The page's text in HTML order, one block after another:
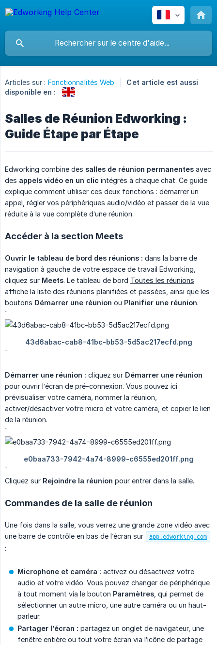
Articles sur : Fonctionnalités Web
Cet article est aussi
disponible en :
Salles de Réunion Edworking :
Guide Étape par Étape
Edworking combine des salles de réunion permanentes avec
des appels vidéo en un clic intégrés à chaque chat. Ce guide
explique comment utiliser ces deux fonctions : démarrer un
appel, régler vos périphériques audio/vidéo et passer de la vue
réduite à la vue complète d’une réunion.
Accéder à la section Meets
Ouvrir le tableau de bord des réunions : dans la barre de
navigation à gauche de votre espace de travail Edworking,
cliquez sur Meets. Le tableau de bord Toutes les réunions
affiche la liste des réunions planifiées et passées, ainsi que les
boutons Démarrer une réunion ou Planifier une réunion.
`
`
Démarrer une réunion : cliquez sur Démarrer une réunion
pour ouvrir l’écran de pré-connexion. Vous pouvez ici
prévisualiser votre caméra, nommer la réunion,
activer/désactiver votre micro et votre caméra, et copier le lien
de la réunion.
`
`
Cliquez sur Rejoindre la réunion pour entrer dans la salle.
Commandes de la salle de réunion
Une fois dans la salle, vous verrez une grande zone vidéo avec
une barre de contrôle en bas de l’écran sur
app.edworking.com
:
Microphone et caméra : activez ou désactivez votre
audio et votre vidéo. Vous pouvez changer de périphérique
à tout moment via le bouton Paramètres , qui permet de
sélectionner un autre micro, une autre caméra ou un haut-
parleur.
Partager l’écran : partagez un onglet de navigateur, une
fenêtre entière ou tout votre écran via l’icône de partage